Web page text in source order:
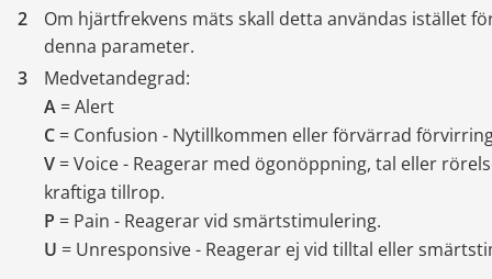
Om hjärtfrekvens mäts skall detta användas istället
denna parameter.
Medvetandegrad:
A = Alert
C = Confusion - Nytillkommen eller förvärrad
V = Voice - Reagerar med ögonöppning, tal eller
kraftiga tillrop.
P = Pain - Reagerar vid smärtstimulering.
U = Unresponsive - Reagerar ej vid tilltal eller